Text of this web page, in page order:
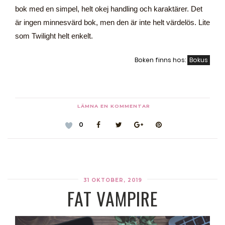
bok med en simpel, helt okej handling och karaktärer. Det
är ingen minnesvärd bok, men den är inte helt värdelös. Lite
som Twilight helt enkelt.
Boken finns hos: Bokus
LÄMNA EN KOMMENTAR
0
31 OKTOBER, 2019
FAT VAMPIRE